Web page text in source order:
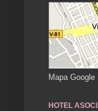
Mapa Google
HOTEL